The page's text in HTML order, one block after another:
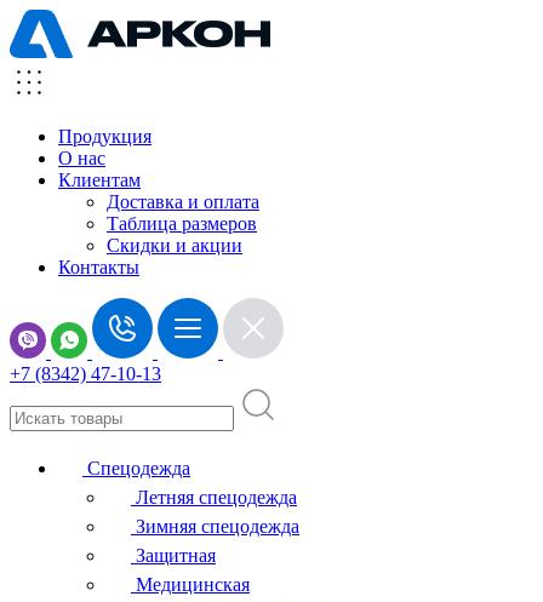
Продукция
О нас
Клиентам
Доставка и оплата
Таблица размеров
Скидки и акции
Контакты
+7 (8342) 47-10-13
Спецодежда
Летняя спецодежда
Зимняя спецодежда
Защитная
Медицинская